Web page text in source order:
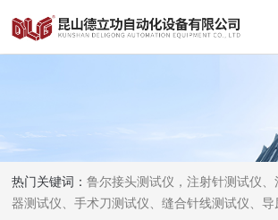
热门关键词：鲁尔接头测试仪，注射针测试仪
器测试仪、手术刀测试仪、缝合针线测试仪、